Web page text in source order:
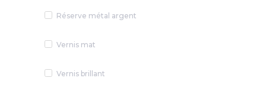
Réserve métal argent
Vernis mat
Vernis brillant